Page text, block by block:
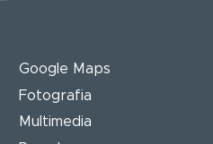
Google Maps
Fotografia
Multimedia